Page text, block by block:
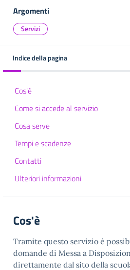
Argomenti
Servizi
Indice della pagina
Cos'è
Come si accede al servizio
Cosa serve
Tempi e scadenze
Contatti
Ulteriori informazioni
Cos'è
Tramite questo servizio è
domande di Messa a
direttamente dal sito della